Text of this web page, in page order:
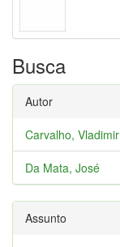
Busca
Autor
Carvalho, Vladimir
Da Mata, José
Assunto